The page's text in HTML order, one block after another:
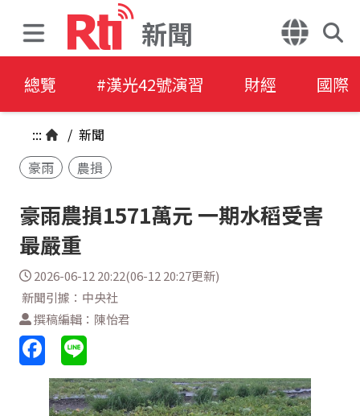
新聞
總覽 #漢光42號演習 財經 國際
::: / 新聞
豪雨
農損
豪雨農損1571萬元 一期水稻受害
最嚴重
2026-06-12 20:22(06-12 20:27更新)
新聞引據：中央社
撰稿編輯：陳怡君